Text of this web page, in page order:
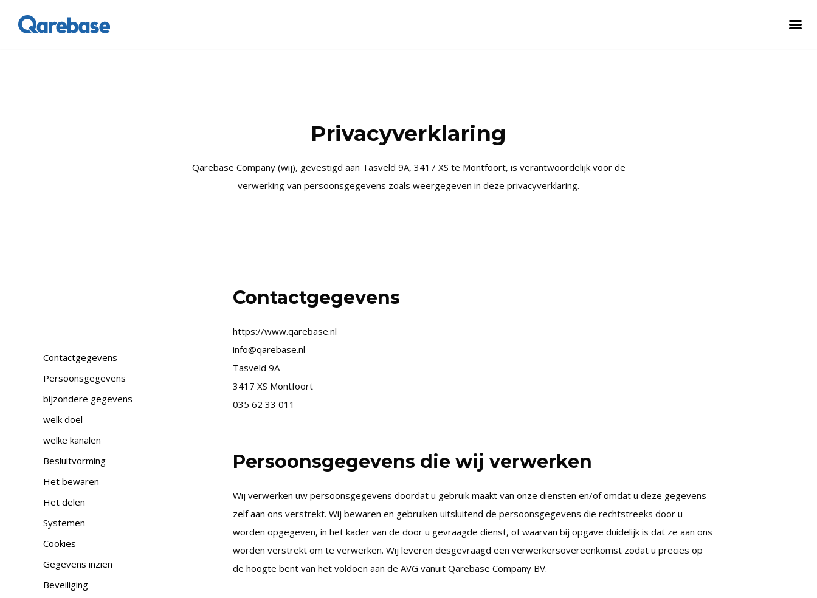
Privacyverklaring
Qarebase Company (wij), gevestigd aan Tasveld 9A, 3417 XS te Montfoort, is verantwoordelijk voor de
verwerking van persoonsgegevens zoals weergegeven in deze privacyverklaring.
Contactgegevens
Persoonsgegevens
bijzondere gegevens
welk doel
welke kanalen
Besluitvorming
Het bewaren
Het delen
Systemen
Cookies
Gegevens inzien
Beveiliging
Contactgegevens
https://www.qarebase.nl
info@qarebase.nl
Tasveld 9A
3417 XS Montfoort
035 62 33 011
Persoonsgegevens die wij verwerken
Wij verwerken uw persoonsgegevens doordat u gebruik maakt van onze diensten en/of omdat u deze gegevens
zelf aan ons verstrekt. Wij bewaren en gebruiken uitsluitend de persoonsgegevens die rechtstreeks door u
worden opgegeven, in het kader van de door u gevraagde dienst, of waarvan bij opgave duidelijk is dat ze aan ons
worden verstrekt om te verwerken. Wij leveren desgevraagd een verwerkersovereenkomst zodat u precies op
de hoogte bent van het voldoen aan de AVG vanuit Qarebase Company BV.